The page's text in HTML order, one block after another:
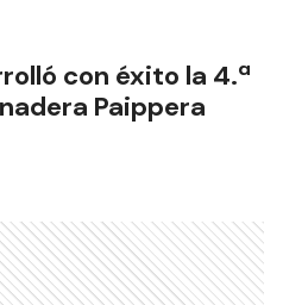
con éxito la 4.ª
Paippera